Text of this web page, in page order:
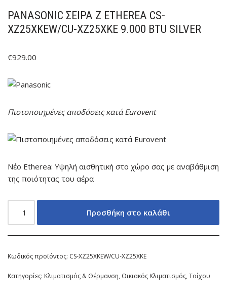
PANASONIC ΣΕΙΡΑ Z ETHEREA CS-
XZ25XKEW/CU-XZ25XKE 9.000 BTU SILVER
€929.00
Πιστοποιημένες αποδόσεις κατά Eurovent
Νέο Etherea: Υψηλή αισθητική στο χώρο σας με αναβάθμιση
της ποιότητας του αέρα
Προσθήκη στο καλάθι
Κωδικός προϊόντος: CS-XZ25XKEW/CU-XZ25XKE
Κατηγορίες: Κλιματισμός & Θέρμανση, Οικιακός Κλιματισμός,Τοίχου